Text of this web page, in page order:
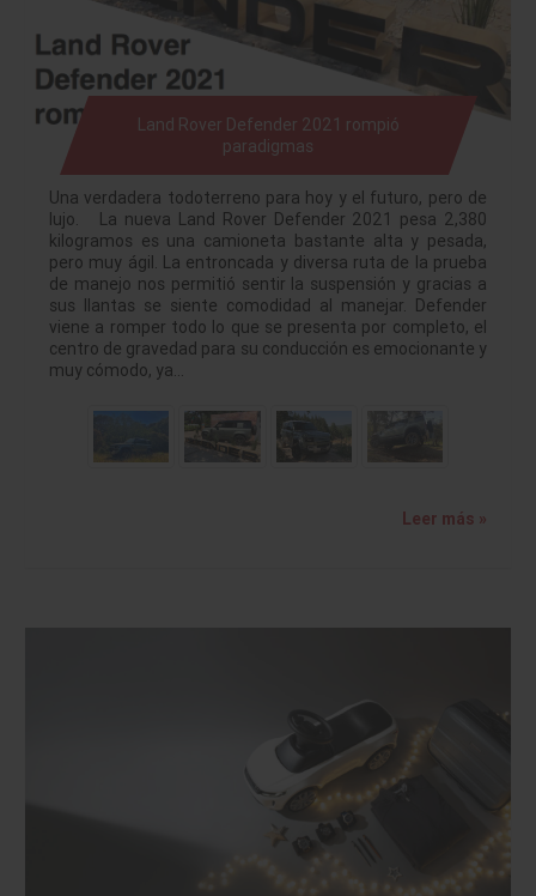
Land Rover Defender 2021 rompió
paradigmas
Una verdadera todoterreno para hoy y el futuro, pero de
lujo. La nueva Land Rover Defender 2021 pesa 2,380
kilogramos es una camioneta bastante alta y pesada,
pero muy ágil. La entroncada y diversa ruta de la prueba
de manejo nos permitió sentir la suspensión y gracias a
sus llantas se siente comodidad al manejar. Defender
viene a romper todo lo que se presenta por completo, el
centro de gravedad para su conducción es emocionante y
muy cómodo, ya…
Leer más »